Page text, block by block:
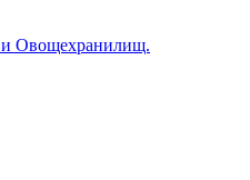
и Овощехранилищ.